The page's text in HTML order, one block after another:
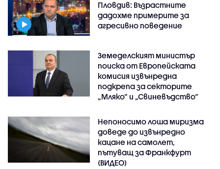
Пловдив: Възрастните
дадохме примерите за
агресивно поведение
Земеделският министър
поиска от Европейската
комисия извънредна
подкрепа за секторите
„Мляко“ и „Свиневъдство“
Непоносимо лоша миризма
доведе до извънредно
кацане на самолет,
пътуващ за Франкфурт
(ВИДЕО)